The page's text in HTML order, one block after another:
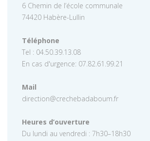
6 Chemin de l’école communale
74420 Habère-Lullin
Téléphone
Tel : 04.50.39.13.08
En cas d'urgence: 07.82.61.99.21
Mail
direction@crechebadaboum.fr
Heures d’ouverture
Du lundi au vendredi : 7h30–18h30